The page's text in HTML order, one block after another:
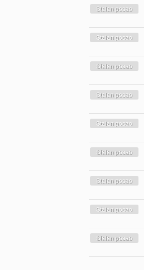
Stalan posao
Stalan posao
Stalan posao
Stalan posao
Stalan posao
Stalan posao
Stalan posao
Stalan posao
Stalan posao